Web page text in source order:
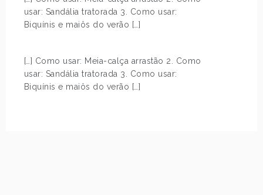
usar: Sandália tratorada 3. Como usar:
Biquínis e maiôs do verão […]
[…] Como usar: Meia-calça arrastão 2. Como
usar: Sandália tratorada 3. Como usar:
Biquínis e maiôs do verão […]